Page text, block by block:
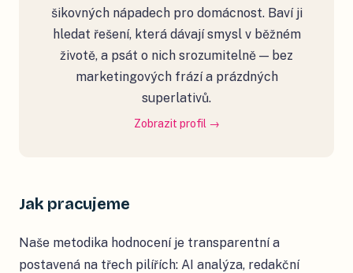
šikovných nápadech pro domácnost. Baví ji
hledat řešení, která dávají smysl v běžném
životě, a psát o nich srozumitelně — bez
marketingových frází a prázdných
superlativů.
Zobrazit profil →
Jak pracujeme
Naše metodika hodnocení je transparentní a
postavená na třech pilířích: AI analýza, redakční